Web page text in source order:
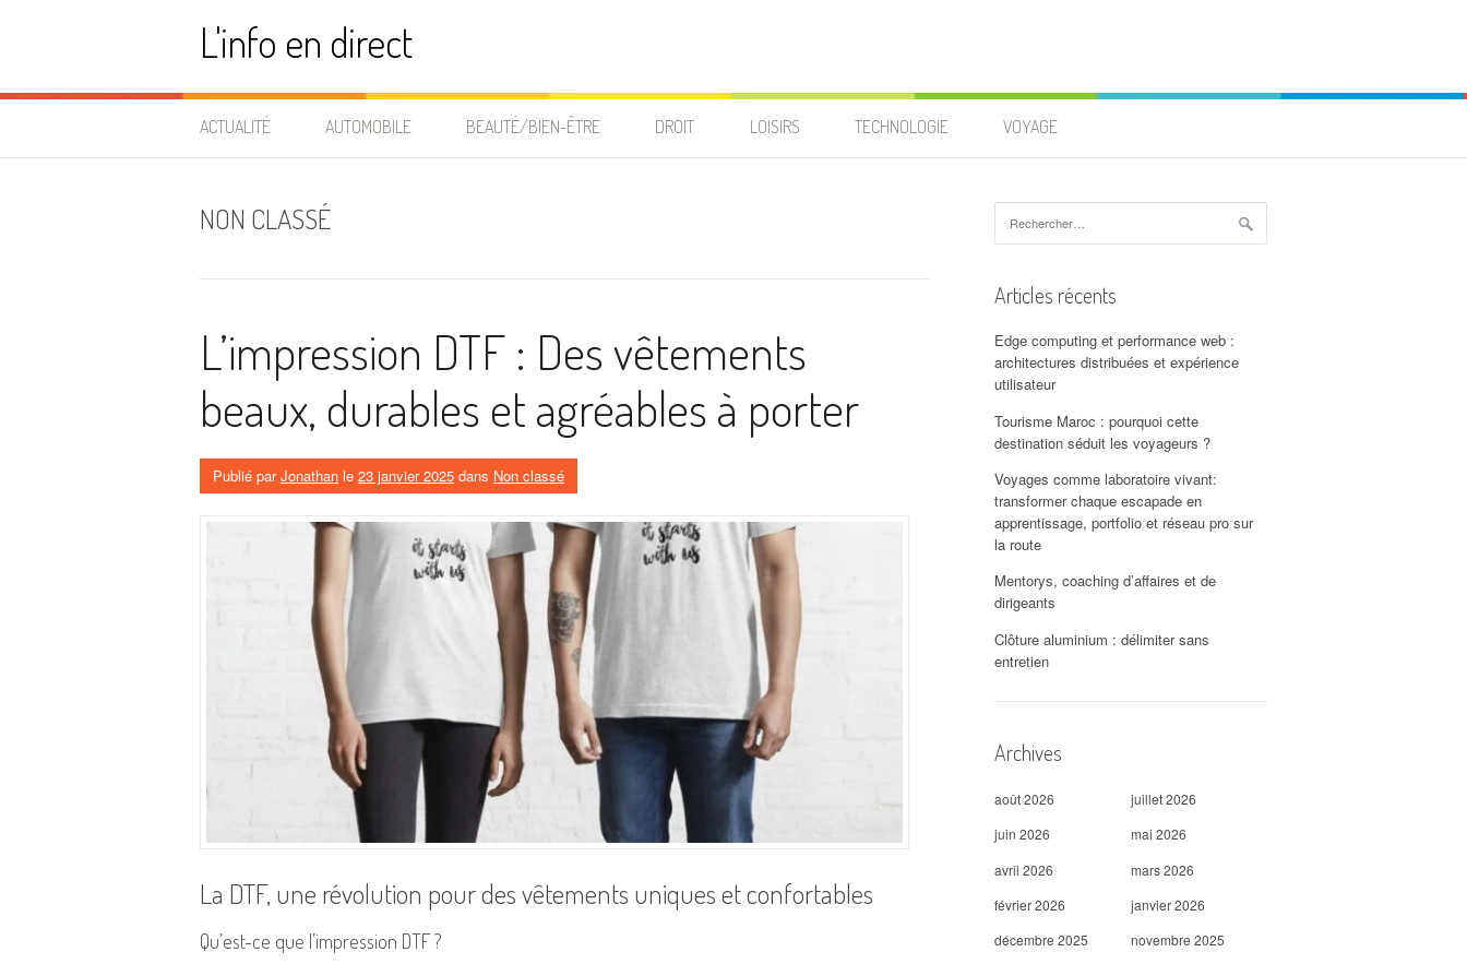
L'info en direct
ACTUALITÉ AUTOMOBILE BEAUTÉ/BIEN-ÊTRE DROIT LOISIRS TECHNOLOGIE VOYAGE
NON CLASSÉ
L’impression DTF : Des vêtements
beaux, durables et agréables à porter
Publié parJonathan le 23 janvier 2025 dans Non classé
La DTF, une révolution pour des vêtements uniques et confortables
Qu’est-ce que l’impression DTF ?
Articles récents
Edge computing et performance web :
architectures distribuées et expérience
utilisateur
Tourisme Maroc : pourquoi cette
destination séduit les voyageurs ?
Voyages comme laboratoire vivant:
transformer chaque escapade en
apprentissage, portfolio et réseau pro sur
la route
Mentorys, coaching d’affaires et de
dirigeants
Clôture aluminium : délimiter sans
entretien
Archives
août 2026
juillet 2026
juin 2026
mai 2026
avril 2026
mars 2026
février 2026
janvier 2026
décembre 2025
novembre 2025